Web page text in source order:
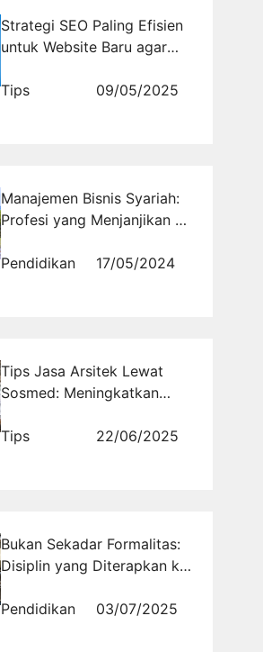
Strategi SEO Paling Efisien
untuk Website Baru agar
Tips
09/05/2025
Manajemen Bisnis Syariah:
Profesi yang Menjanjikan di
Pendidikan
17/05/2024
Tips Jasa Arsitek Lewat
Sosmed: Meningkatkan
Proyek Anda
Tips 22/06/2025
Bukan Sekadar Formalitas:
Disiplin yang Diterapkan ke
Pendidikan
03/07/2025